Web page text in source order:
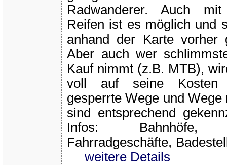
Radwanderer. Auch
Reifen ist es möglich und
anhand der Karte vorher
Aber auch wer
Kauf nimmt (z.B. MTB),
voll auf seine Kosten
gesperrte Wege und
sind entsprechend
Infos: Bahnhöfe,
Fahrradgeschäfte,
weitere Details